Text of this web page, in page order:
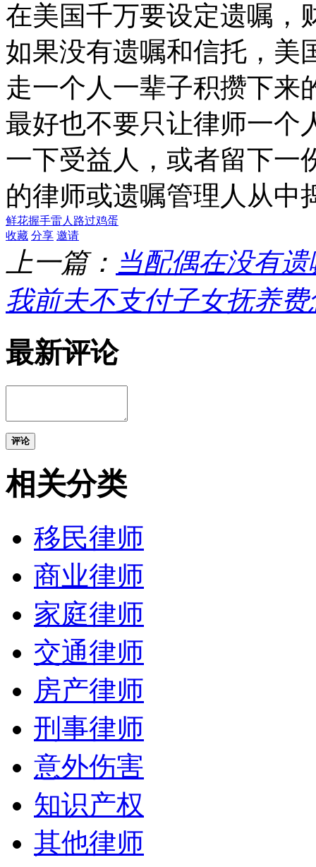
在美国千万要设定遗嘱，
如果没有遗嘱和信托，美
走一个人一辈子积攒下来
最好也不要只让律师一个
一下受益人，或者留下一
的律师或遗嘱管理人从中
鲜花握手雷人 路过鸡蛋
收藏 分享 邀请
上一篇： 当配偶在没有
我前夫不支付子女抚养
最新评论
评论
相关分类
移民律师
商业律师
家庭律师
交通律师
房产律师
刑事律师
意外伤害
知识产权
其他律师